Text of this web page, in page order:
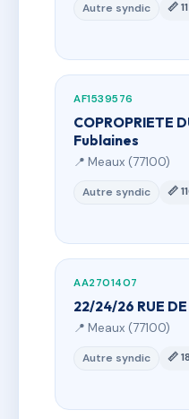
Autre syndic 📏
AF1539576
COPROPRIETE
Fublaines
📍 Meaux (77100)
Autre syndic 📏
AA2701407
22/24/26 RUE
📍 Meaux (77100)
Autre syndic 📏